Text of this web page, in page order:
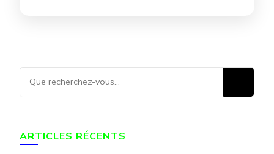
Vous
recherchiez
ARTICLES RÉCENTS